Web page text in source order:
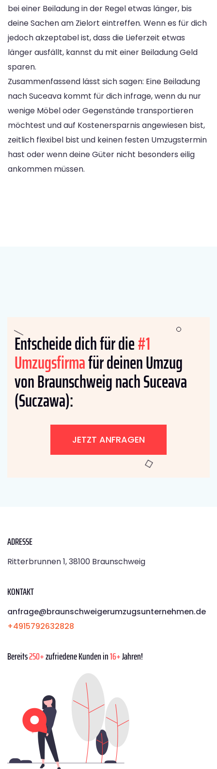
bei einer Beiladung in der Regel etwas länger, bis
deine Sachen am Zielort eintreffen. Wenn es für dich
jedoch akzeptabel ist, dass die Lieferzeit etwas
länger ausfällt, kannst du mit einer Beiladung Geld
sparen.
Zusammenfassend lässt sich sagen: Eine Beiladung
nach Suceava kommt für dich infrage, wenn du nur
wenige Möbel oder Gegenstände transportieren
möchtest und auf Kostenersparnis angewiesen bist,
zeitlich flexibel bist und keinen festen Umzugstermin
hast oder wenn deine Güter nicht besonders eilig
ankommen müssen.
Entscheide dich für die#1
Umzugsfirmafür deinen Umzug
von Braunschweig nach Suceava
(Suczawa):
JETZT ANFRAGEN
ADRESSE
Ritterbrunnen 1, 38100 Braunschweig
KONTAKT
anfrage@braunschweigerumzugsunternehmen.de
+4915792632828
Bereits250+zufriedene Kunden in16+Jahren!